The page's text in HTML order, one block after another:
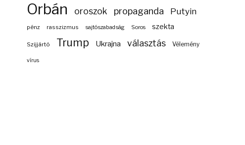
Orbán oroszok propaganda Putyin
pénz rasszizmus sajtószabadság Soros szekta
Szijjártó Trump Ukrajna választás Vélemény
vírus